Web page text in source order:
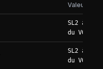
Valeur
SL2 à ~50-
du VO2max
SL2 à ~70-
du VO2max